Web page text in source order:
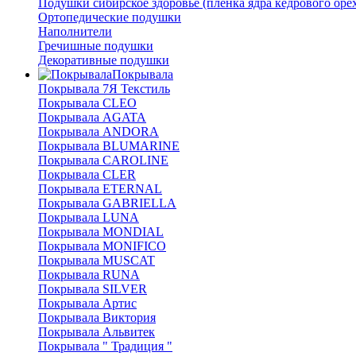
Подушки сибирское здоровье (плёнка ядра кедрового
Ортопедические подушки
Наполнители
Гречишные подушки
Декоративные подушки
Покрывала
Покрывала 7Я Текстиль
Покрывала CLEO
Покрывала AGATA
Покрывала ANDORA
Покрывала BLUMARINE
Покрывала CAROLINE
Покрывала CLER
Покрывала ETERNAL
Покрывала GABRIELLA
Покрывала LUNA
Покрывала MONDIAL
Покрывала MONIFICO
Покрывала MUSCAT
Покрывала RUNA
Покрывала SILVER
Покрывала Артис
Покрывала Виктория
Покрывала Альвитек
Покрывала " Традиция "